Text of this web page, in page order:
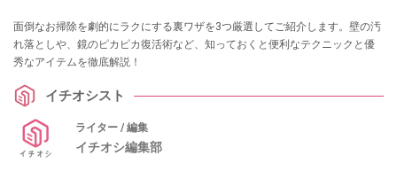
面倒なお掃除を劇的にラクにする裏ワザを3つ厳選してご紹介します。壁の汚
れ落としや、鏡のピカピカ復活術など、知っておくと便利なテクニックと優
秀なアイテムを徹底解説！
イチオシスト
ライター / 編集
イチオシ編集部